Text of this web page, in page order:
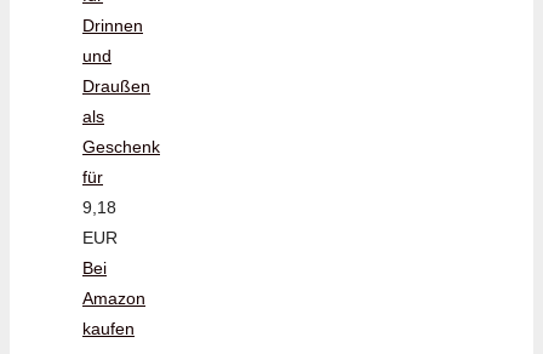
Drinnen
und
Draußen
als
Geschenk
für
9,18
EUR
Bei
Amazon
kaufen